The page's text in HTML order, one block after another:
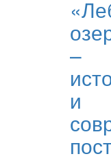
–
и